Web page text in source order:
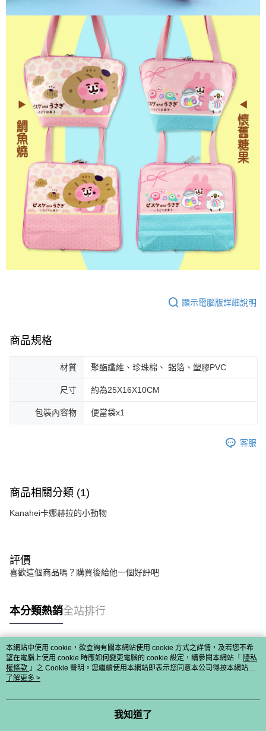
顯示電腦版詳細說明
商品規格
材質 聚酯纖維、珍珠棉、 鋁箔、塑膠PVC
尺寸 約為25X16X10CM
包裝內容物 便當袋x1
客服
商品相關分類 (1)
Kanahei卡娜赫拉的小動物
評價
喜歡這個商品嗎？購買後給他一個好評吧
本分類熱銷全站排行
熱門標籤
本網站中使用 cookie，欲查詢有關本網站使用 cookie 方式之詳情，及若您不希
望在電腦上使用 cookie 時應如何變更電腦的 cookie 設定，請參閱本網站「 隱私
權條款 」之 Cookie 聲明。您繼續使用本網站即表示您同意本公司得按本網站使
用條款之 Cookie 聲明使用 cookie。
了解更多 >
我知道了